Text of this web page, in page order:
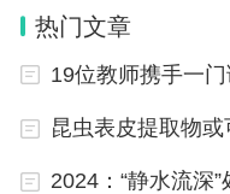
收藏关注本站。
热门文章
昆虫表皮提取物
2024：“静水流深